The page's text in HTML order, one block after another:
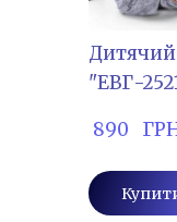
"ЕВГ-
890